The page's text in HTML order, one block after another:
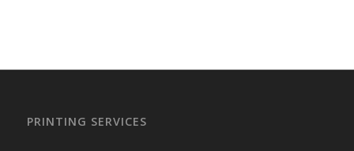
PRINTING SERVICES